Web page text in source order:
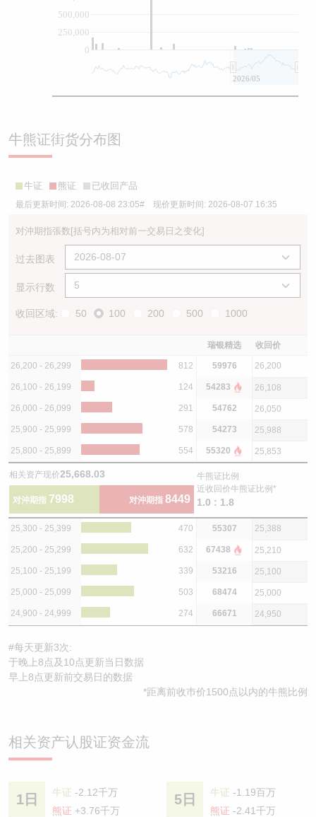
0
250,000
500,000
2026/05
牛熊证街货分布图
牛证 熊证 已收回产品
最后更新时间: 2026-08-08 23:05# 现价更新时间: 2026-08-07 16:35
对沖期指張数[括号内为相对前一交易日之变化]
过去图表
显示行数
收回区域: 50 100 200 500 1000
瑞银精选 收回价
26,200 - 26,299 812 59976 26,200
26,100 - 26,199 124 54283 26,108
26,000 - 26,099 291 54762 26,050
25,900 - 25,999 578 54273 25,988
25,800 - 25,899 554 55320 25,853
相关资产现价25,668.03
对沖期指 7998 对沖期指 8449
牛熊证比例
近收回价牛熊证比例*
1.0 : 1.8
25,300 - 25,399 470 55307 25,388
25,200 - 25,299 632 67438 25,210
25,100 - 25,199 339 53216 25,100
25,000 - 25,099 503 68474 25,000
24,900 - 24,999 274 66671 24,950
#每天更新3次:
于晚上8点及10点更新当日数据
早上8点更新前交易日的数据
*距离前收巿价1500点以内的牛熊比例
相关资产认股证资金流
1日 牛证 -2.12千万
熊证 +3.76千万
5日 牛证 -1.19百万
熊证 -2.41千万